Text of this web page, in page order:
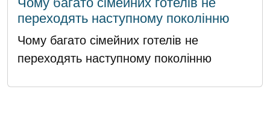
переходять наступному поколінню
Чому багато сімейних готелів не
переходять наступному поколінню